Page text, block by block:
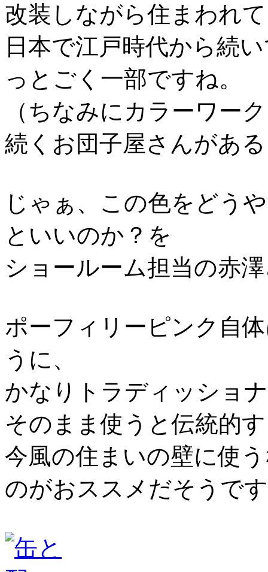
改装しながら住まわれ
日本で江戸時代から続
っとごく一部ですね。
（ちなみにカラーワー
続くお団子屋さんがあ
じゃぁ、この色をどう
といいのか？を
ショールーム担当の赤
ポーフィリーピンク自
うに、
かなりトラディッショ
そのまま使うと伝統的
今風の住まいの壁に使
のがおススメだそうで